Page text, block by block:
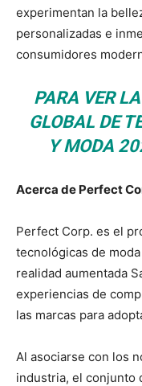
experimentan la
personalizadas e
consumidores
PARA VER
GLOBAL DE
Y MODA
Acerca de Perfect
Perfect Corp. es el
tecnológicas de
realidad aumentada
experiencias de
las marcas para
Al asociarse con los
industria, el conjunto